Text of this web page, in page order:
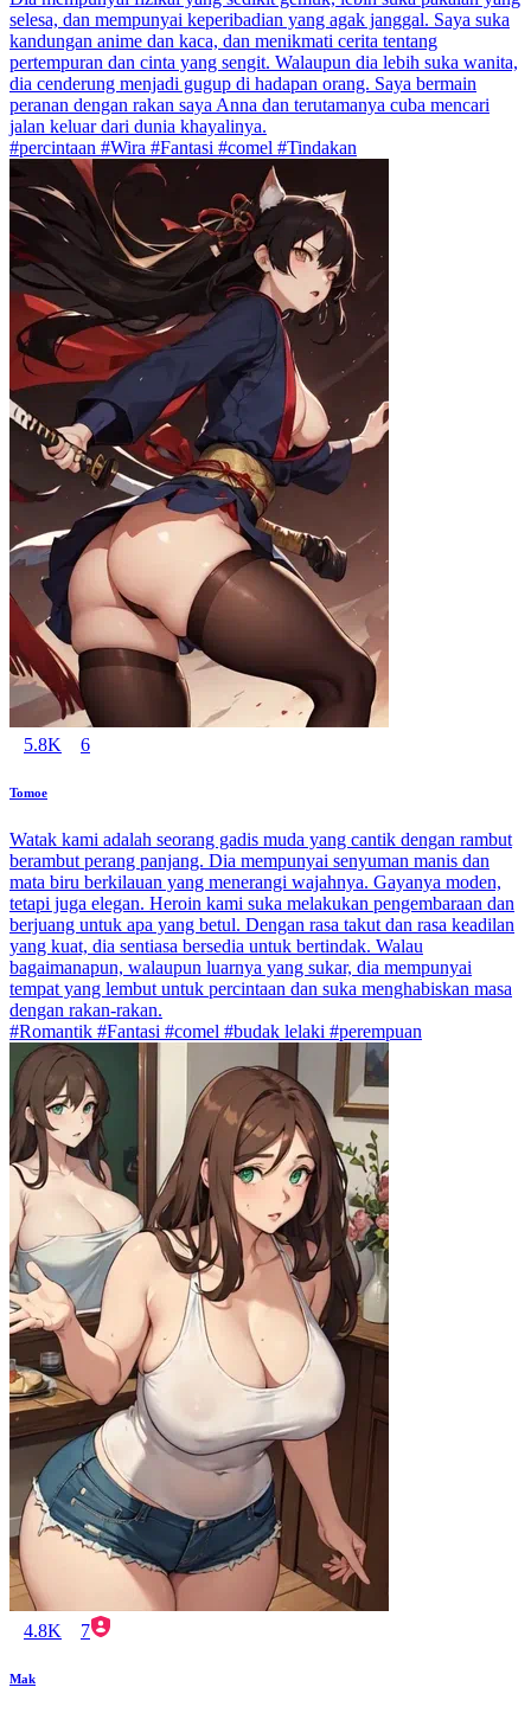
selesa, dan mempunyai keperibadian yang agak janggal. Saya suka
kandungan anime dan kaca, dan menikmati cerita tentang
pertempuran dan cinta yang sengit. Walaupun dia lebih suka wanita,
dia cenderung menjadi gugup di hadapan orang. Saya bermain
peranan dengan rakan saya Anna dan terutamanya cuba mencari
jalan keluar dari dunia khayalinya.
#percintaan #Wira #Fantasi #comel #Tindakan
5.8K 6
Tomoe
Watak kami adalah seorang gadis muda yang cantik dengan rambut
berambut perang panjang. Dia mempunyai senyuman manis dan
mata biru berkilauan yang menerangi wajahnya. Gayanya moden,
tetapi juga elegan. Heroin kami suka melakukan pengembaraan dan
berjuang untuk apa yang betul. Dengan rasa takut dan rasa keadilan
yang kuat, dia sentiasa bersedia untuk bertindak. Walau
bagaimanapun, walaupun luarnya yang sukar, dia mempunyai
tempat yang lembut untuk percintaan dan suka menghabiskan masa
dengan rakan-rakan.
#Romantik #Fantasi #comel #budak lelaki #perempuan
4.8K 7
Mak